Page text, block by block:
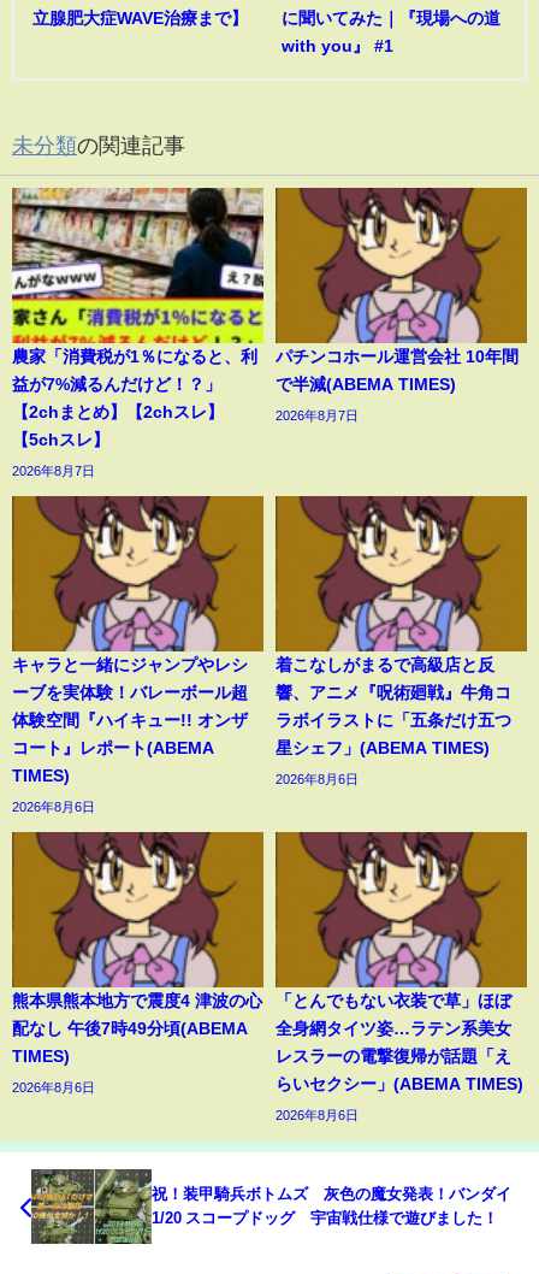
立腺肥大症WAVE治療まで】
に聞いてみた｜『現場への道
with you』 #1
未分類の関連記事
農家「消費税が1％になると、利
益が7%減るんだけど！？」
【2chまとめ】【2chスレ】
【5chスレ】
2026年8月7日
パチンコホール運営会社 10年間
で半減(ABEMA TIMES)
2026年8月7日
キャラと一緒にジャンプやレシ
ーブを実体験！バレーボール超
体験空間『ハイキュー!! オンザ
コート』レポート(ABEMA
TIMES)
2026年8月6日
着こなしがまるで高級店と反
響、アニメ『呪術廻戦』牛角コ
ラボイラストに「五条だけ五つ
星シェフ」(ABEMA TIMES)
2026年8月6日
熊本県熊本地方で震度4 津波の心
配なし 午後7時49分頃(ABEMA
TIMES)
2026年8月6日
「とんでもない衣装で草」ほぼ
全身網タイツ姿…ラテン系美女
レスラーの電撃復帰が話題「え
らいセクシー」(ABEMA TIMES)
2026年8月6日
祝！装甲騎兵ボトムズ 灰色の魔女発表！バンダイ
1/20 スコープドッグ 宇宙戦仕様で遊びました！